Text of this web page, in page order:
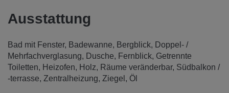
Ausstattung
Bad mit Fenster Badewanne Bergblick
Doppel- /
Mehrfachverglasung
Dusche Fernblick Getrennte
Toiletten
Heizofen Holz Räume veränderbar Südbalkon /
-terrasse Zentralheizung Ziegel Öl